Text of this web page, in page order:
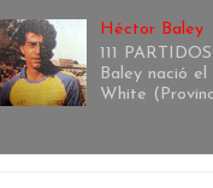
Héctor Baley
111
Baley nació
White